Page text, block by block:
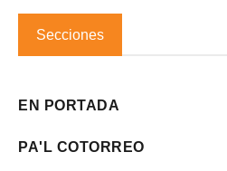
Secciones
EN PORTADA
PA'L COTORREO